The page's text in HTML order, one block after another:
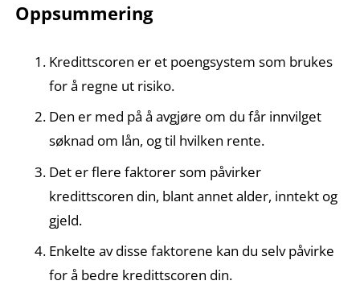
Oppsummering
Kredittscoren er et poengsystem som brukes
for å regne ut risiko.
Den er med på å avgjøre om du får innvilget
søknad om lån, og til hvilken rente.
Det er flere faktorer som påvirker
kredittscoren din, blant annet alder, inntekt og
gjeld.
Enkelte av disse faktorene kan du selv påvirke
for å bedre kredittscoren din.